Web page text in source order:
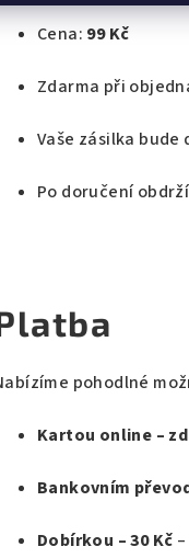
Cena: 99 Kč
Zdarma při
Vaše zásilka bude
Po doručení
pohodlné
Kartou online –
Bankovním
Dobírkou – 30 Kč